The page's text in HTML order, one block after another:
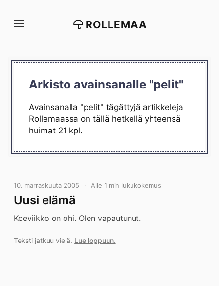
suoraan
ROLLEMAA
Arkisto avainsanalle "pelit"
Avainsanalla "pelit" tägättyjä artikkeleja
Rollemaassa on tällä hetkellä yhteensä
huimat 21 kpl.
10. marraskuuta 2005 Alle 1 min lukukokemus
Uusi elämä
Koeviikko on ohi. Olen vapautunut.
Teksti jatkuu vielä. Lue loppuun.